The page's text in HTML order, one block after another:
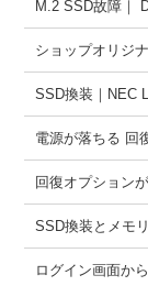
M.2 SSD故障｜
ショップオリジ
SSD換装｜NEC
電源が落ちる 回
回復オプション
SSD換装とメモ
ログイン画面か